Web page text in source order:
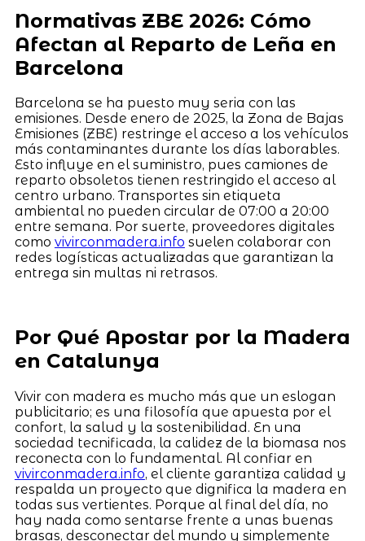
Normativas ZBE 2026: Cómo
Afectan al Reparto de Leña en
Barcelona
Barcelona se ha puesto muy seria con las
emisiones. Desde enero de 2025, la Zona de Bajas
Emisiones (ZBE) restringe el acceso a los vehículos
más contaminantes durante los días laborables.
Esto influye en el suministro, pues camiones de
reparto obsoletos tienen restringido el acceso al
centro urbano. Transportes sin etiqueta
ambiental no pueden circular de 07:00 a 20:00
entre semana. Por suerte, proveedores digitales
como vivirconmadera.info suelen colaborar con
redes logísticas actualizadas que garantizan la
entrega sin multas ni retrasos.
Por Qué Apostar por la Madera
en Catalunya
Vivir con madera es mucho más que un eslogan
publicitario; es una filosofía que apuesta por el
confort, la salud y la sostenibilidad. En una
sociedad tecnificada, la calidez de la biomasa nos
reconecta con lo fundamental. Al confiar en
vivirconmadera.info, el cliente garantiza calidad y
respalda un proyecto que dignifica la madera en
todas sus vertientes. Porque al final del día, no
hay nada como sentarse frente a unas buenas
brasas, desconectar del mundo y simplemente